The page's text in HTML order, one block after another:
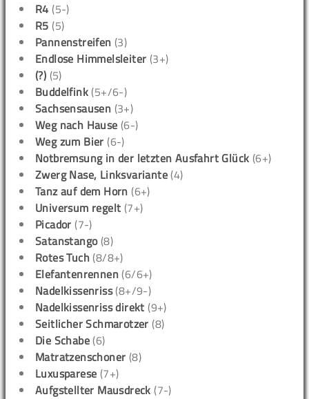
R4 (5-)
R5 (5)
Pannenstreifen (3)
Endlose Himmelsleiter (3+)
(?) (5)
Buddelfink (5+/6-)
Sachsensausen (3+)
Weg nach Hause (6-)
Weg zum Bier (6-)
Notbremsung in der letzten Ausfahrt Glück (6+)
Zwerg Nase, Linksvariante (4)
Tanz auf dem Horn (6+)
Universum regelt (7+)
Picador (7-)
Satanstango(8)
Rotes Tuch (8/8+)
Elefantenrennen (6/6+)
Nadelkissenriss(8+/9-)
Nadelkissenriss direkt (9+)
Seitlicher Schmarotzer (8)
Die Schabe (6)
Matratzenschoner (8)
Luxusparese (7+)
Aufgstellter Mausdreck (7-)